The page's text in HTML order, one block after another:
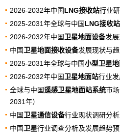
2026-2032年中国LNG接收站行业
2025-2031年全球与中国LNG接收站
2026-2032年中国卫星地面设备发
中国卫星地面接收设备发展现状与
2025-2031年全球与中国小型卫星
2026-2032年中国卫星地面站行业
全球与中国遥感卫星地面站系统市
2031年）
中国卫星通信设备行业现状调研分
中国卫星行业调查分析及发展趋势